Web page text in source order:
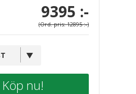
9395 :-
(Ord. pris: 12895 :-)
Köp nu!